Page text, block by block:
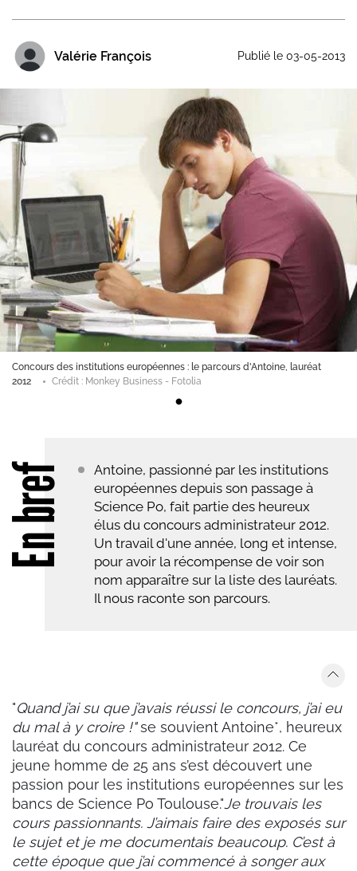
Valérie François Publié le 03-05-2013
bref
Antoine, passionné par les institutions
européennes depuis son passage à
Science Po, fait partie des heureux
élus du concours administrateur 2012.
Un travail d'une année, long et intense,
pour avoir la récompense de voir son
nom apparaître sur la liste des lauréats.
Il nous raconte son parcours.
Concours des institutions européennes : le parcours d'Antoine, lauréat
2012
Crédit : Monkey Business - Fotolia
"Quand j’ai su que j’avais réussi le concours, j’ai eu
du mal à y croire !"se souvient Antoine*, heureux
lauréat du concours administrateur 2012. Ce
jeune homme de 25 ans s’est découvert une
passion pour les institutions européennes sur les
bancs de Science Po Toulouse."Je trouvais les
cours passionnants. J’aimais faire des exposés sur
le sujet et je me documentais beaucoup. C’est à
cette époque que j’ai commencé à songer aux